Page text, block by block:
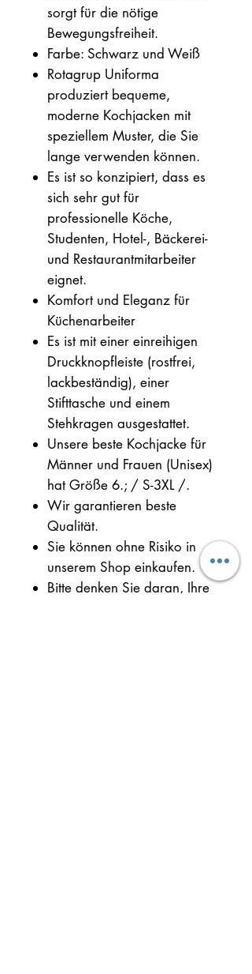
sorgt für die nötige
Bewegungsfreiheit.
Farbe: Schwarz und Weiß
Rotagrup Uniforma
produziert bequeme,
moderne Kochjacken mit
speziellem Muster, die Sie
lange verwenden können.
Es ist so konzipiert, dass es
sich sehr gut für
professionelle Köche,
Studenten, Hotel-, Bäckerei-
und Restaurantmitarbeiter
eignet.
Komfort und Eleganz für
Küchenarbeiter
Es ist mit einer einreihigen
Druckknopfleiste (rostfrei,
lackbeständig), einer
Stifttasche und einem
Stehkragen ausgestattet.
Unsere beste Kochjacke für
Männer und Frauen (Unisex)
hat Größe 6.; / S-3XL /.
Wir garantieren beste
Qualität.
Sie können ohne Risiko in
unserem Shop einkaufen.
Bitte denken Sie daran, Ihre